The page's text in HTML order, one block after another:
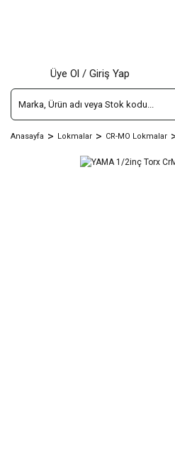
Üye Ol / Giriş Yap
Anasayfa Lokmalar CR-MO Lokmalar